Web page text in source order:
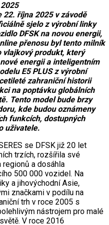
22. října 2025 v závodě
sjelo z výrobní linky
DFSK na novou energii,
přenosu byl tento milník
vlajkový produkt, který
energii a inteligentním
E5 PLUS z výrobní
zahraniční historii
na poptávku globálních
Tento model bude brzy
kde budou oznámeny
funkcích, dostupných
uživatele.
se DFSK již 20 let
trzích, rozšířila své
a dosáhla
500 000 vozidel. Na
a jihovýchodní Asie,
značkami v podílu na
trh v roce 2005 s
nástrojem pro malé
V roce 2016